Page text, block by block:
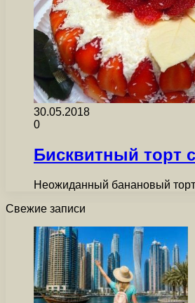
30.05.2018
0
Бисквитный торт
Неожиданный банановый
Свежие записи